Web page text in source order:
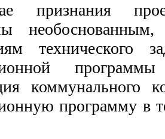
признания
технического
коммунального
программу в